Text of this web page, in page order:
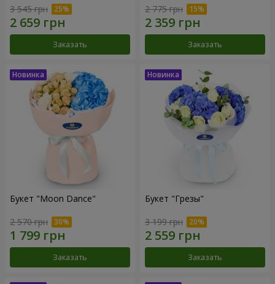
3 545 грн
Заказать
2 775 грн
Заказать
Букет "Moon Dance"
2 570 грн
Заказать
Букет "Грезы"
3 199 грн
Заказать